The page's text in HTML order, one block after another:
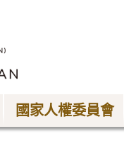
國家人權委員會